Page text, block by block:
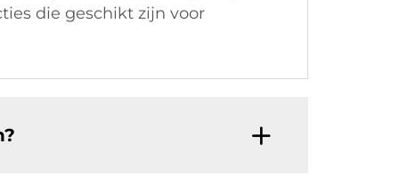
die geschikt zijn voor